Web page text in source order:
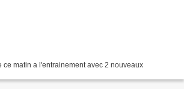
ce matin a l'entrainement avec 2 nouveaux